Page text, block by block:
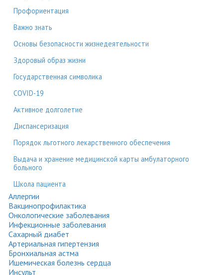
Профориентация
Важно знать
Основы безопасности жизнедеятельности
Здоровый образ жизни
Государственная символика
COVID-19
Активное долголетие
Диспансеризация
Порядок льготного лекарственного обеспечения
Выдача и хранение медицинской карты амбулаторного
больного
Школа пациента
Аллергии
Вакцинопрофилактика
Онкологические заболевания
Инфекционные заболевания
Сахарный диабет
Артериальная гипертензия
Бронхиальная астма
Ишемическая болезнь сердца
Инсульт